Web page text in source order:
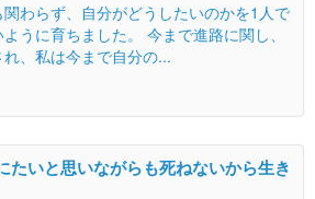
わらず、自分がどうしたいのかを1人で
うに育ちました。 今まで進路に関し、
、私は今まで自分の...
たいと思いながらも死ねないから生き